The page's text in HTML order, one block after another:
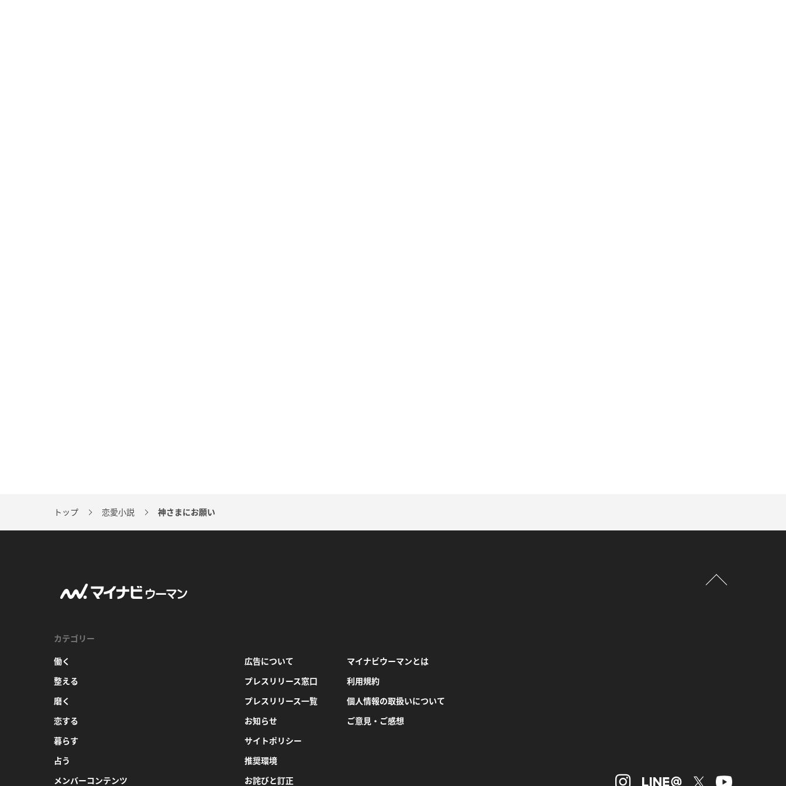
トップ 恋愛小説 神さまにお願い
カテゴリー
働く
整える
磨く
恋する
暮らす
占う
メンバーコンテンツ
広告について
プレスリリース窓口
プレスリリース一覧
お知らせ
サイトポリシー
推奨環境
お詫びと訂正
マイナビウーマンとは
利用規約
個人情報の取扱いについて
ご意見・ご感想